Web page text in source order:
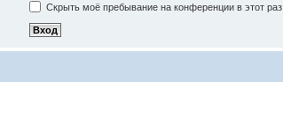
Скрыть моё пребывание на конференции в этот раз